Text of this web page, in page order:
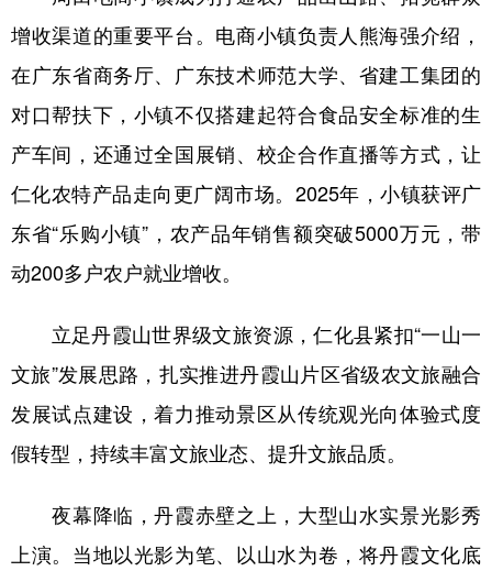
增收渠道的重要平台。电商小镇负责人熊海强介绍，
在广东省商务厅、广东技术师范大学、省建工集团的
对口帮扶下，小镇不仅搭建起符合食品安全标准的生
产车间，还通过全国展销、校企合作直播等方式，让
仁化农特产品走向更广阔市场。2025年，小镇获评广
东省“乐购小镇”，农产品年销售额突破5000万元，带
动200多户农户就业增收。
立足丹霞山世界级文旅资源，仁化县紧扣“一山一
文旅”发展思路，扎实推进丹霞山片区省级农文旅融合
发展试点建设，着力推动景区从传统观光向体验式度
假转型，持续丰富文旅业态、提升文旅品质。
夜幕降临，丹霞赤壁之上，大型山水实景光影秀
上演。当地以光影为笔、以山水为卷，将丹霞文化底